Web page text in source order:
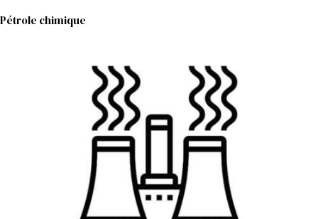
Pétrole chimique